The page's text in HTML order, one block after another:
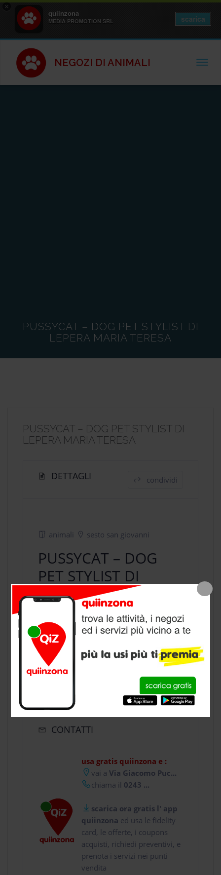
×
quiinzona
MEDIA PROMOTION SRL scarica
NEGOZI DI ANIMALI
PUSSYCAT – DOG PET STYLIST DI
LEPERA MARIA TERESA
PUSSYCAT – DOG PET STYLIST DI
LEPERA MARIA TERESA
DETTAGLI condividi
animali sesto san giovanni
PUSSYCAT – DOG
PET STYLIST DI
LEPERA MARIA
TERESA
negozio animali
Giovanni, provincia di Milano
CONTATTI
usa gratis quiinzona e :
vai aVia Giacomo Puc...
chiama il 0243 ...
scarica ora gratis l' app
quiinzona ed usa le fidelity
card, le offerte, i coupons
acquisti, richiedi preventivi, e
prenota i servizi nei punti
vendita